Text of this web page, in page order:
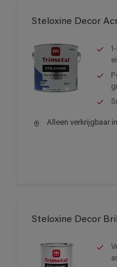
Steloxine Decor
Alleen verkrijgbaar
Steloxine Decor